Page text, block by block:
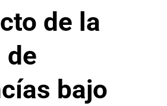
de la
de
bajo